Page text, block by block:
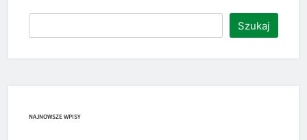
Szukaj
NAJNOWSZE WPISY